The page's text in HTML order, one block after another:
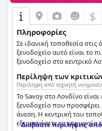
$
Πληροφορίες
Σε ιδανική τοποθεσία
ξενοδοχείο αυτό είναι το
ξενοδοχείο στο κεντρικό
γαστρονομικές επιλογές
όπου μπορείτε να
τοποθεσία που δίνει τη
εξερευνήσουν όλα τα
Περίληψη των
Περίληψη από τεχνητή
Το Savoy στο Λονδίνο
ξενοδοχείο που προσφέρει
άνεση. Η κεντρική του
εξερευνήσετε τα κορυφαία
Διαβάστε περιλήψεις από